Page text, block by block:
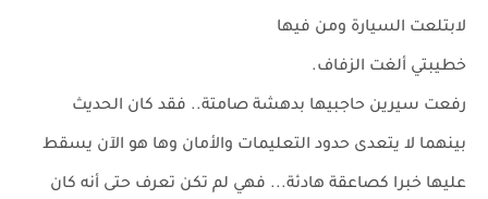
لابتلعت السيارة ومن فيها
خطيبتي ألغت الزفاف.
رفعت سيرين حاجبيها بدهشة صامتة.. فقد كان الحديث
بينهما لا يتعدى حدود التعليمات والأمان وها هو الآن يسقط
عليها خبرا كصاعقة هادئة... فهي لم تكن تعرف حتى أنه كان